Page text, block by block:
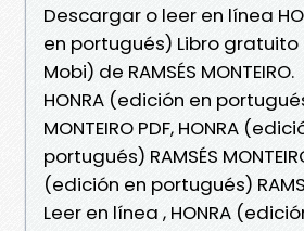
Descargar o leer en línea
en portugués) Libro gratuito
Mobi) de RAMSÉS MONTEIRO.
HONRA (edición en
MONTEIRO PDF, HONRA
portugués) RAMSÉS
(edición en portugués)
Leer en línea , HONRA